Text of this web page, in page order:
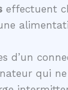
effectuent
d’un
qui